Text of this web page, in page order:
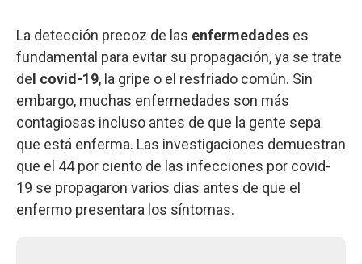
La detección precoz de las enfermedades es
fundamental para evitar su propagación, ya se trate
de l covid-19, la gripe o el resfriado común. Sin
embargo, muchas enfermedades son más
contagiosas incluso antes de que la gente sepa
que está enferma. Las investigaciones demuestran
que el 44 por ciento de las infecciones por covid-
19 se propagaron varios días antes de que el
enfermo presentara los síntomas.